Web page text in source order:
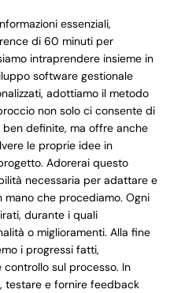
essenziali,
di 60 minuti per
intraprendere insieme in
software gestionale
adottiamo il metodo
non solo ci consente di
definite, ma offre anche
le proprie idee in
Adorerai questo
necessaria per adattare e
che procediamo. Ogni
durante i quali
o miglioramenti. Alla fine
i progressi fatti,
sul processo. In
testare e fornire feedback